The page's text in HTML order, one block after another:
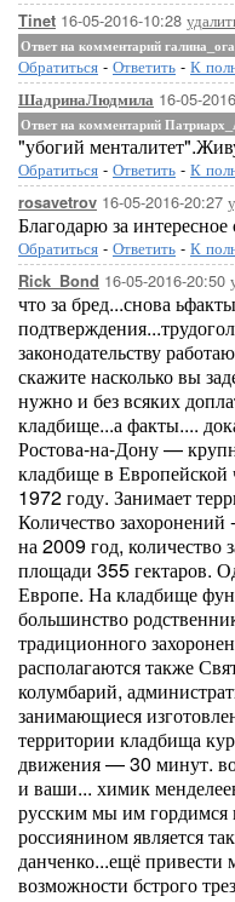
Tinet 16-05-2016-10:28
Ответ на комментарий
Обратиться - Ответить - К
ШадринаЛюдмила 16-05-
Ответ на комментарий
"убогий
Обратиться - Ответить - К
rosavetrov 16-05-2016-20:27
Благодарю за
Обратиться - Ответить - К
Rick_Bond 16-05-2016-20:50
что за бред...снова
законодательству
скажите насколько вы
нужно и без всяких
кладбище...а факты....
Ростова-на-Дону —
кладбище в
1972 году. Занимает
Количество
на 2009 год, количество
площади 355 гектаров.
Европе. На кладбище
большинство
традиционного
располагаются также
колумбарий,
занимающиеся
территории кладбища
движения — 30 минут.
и ваши... химик
русским мы им
россиянином является
данченко...ещё привести
возможности бстрого